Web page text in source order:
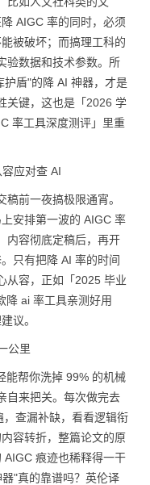
AIGC 率的同时，必须
被破坏；而搞理工科的
验数据和技术参数。所
护盾"的降 AI 神器，才是
关键，这也是「2026 学
率工具深度测评」里重
应对查 AI
前一夜搞极限通宵。
安排第一波的 AIGC 率
内容彻底定稿后，再开
只有把降 AI 率的时间
从容，正如「2025 毕业
降 ai 率工具亲测好用
议。
公里
能帮你洗掉 99% 的机械
自来把关。每次做完去
查漏补缺，看看逻辑衔
容转折，整篇论文的原
痕迹也稀释得一干
"真的靠谱吗？英伦译